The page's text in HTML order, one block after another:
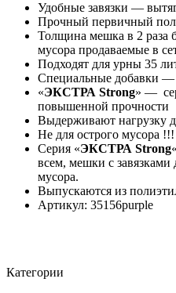
Удобные завязки —
Прочный первичный
Толщина мешка в 2 раза
мусора продаваемые в
Подходят для урны 35
Специальные добавки —
«ЭКСТРА Strong» —
повышенной прочности
Выдерживают нагрузку
Не для острого мусора !!!
Серия «ЭКСТРА Strong
всем, мешки с завязками
мусора.
Выпускаются из
Артикул: 35156purple
Категории